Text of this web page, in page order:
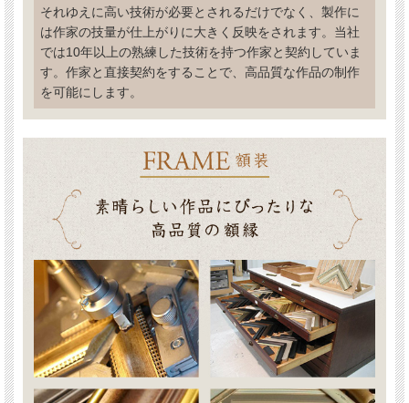
それゆえに高い技術が必要とされるだけでなく、製作に
は作家の技量が仕上がりに大きく反映をされます。当社
では10年以上の熟練した技術を持つ作家と契約していま
す。作家と直接契約をすることで、高品質な作品の制作
を可能にします。